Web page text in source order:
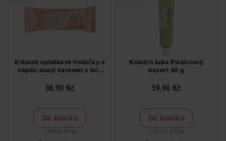
Kolatch oplatkové trubičky s
náplní slaný karamel v bílé
lískovými ořechy 35 g
36,90 Kč
Do košíku
1 054,29 Kč/ kg
Kolatch tuba Pistáciový
dezert 45 g
59,90 Kč
Do košíku
1 331,11 Kč/ kg